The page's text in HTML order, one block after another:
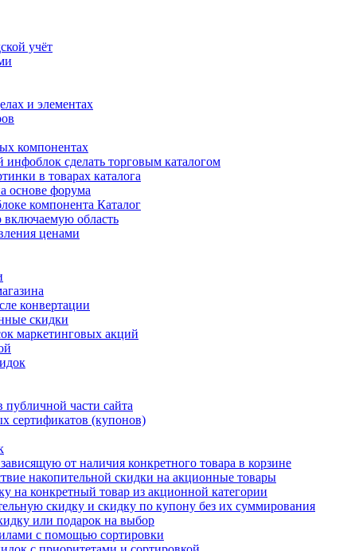
учёт
и элементах
компонентах
сделать торговым каталогом
в товарах каталога
основе форума
компонента Каталог
область
ценами
конвертации
скидки
маркетинговых акций
публичной части сайта
сертификатов (купонов)
от наличия конкретного товара в корзине
накопительной скидки на акционные товары
на конкретный товар из акционной категории
скидку и скидку по купону без их суммирования
или подарок на выбор
с помощью сортировки